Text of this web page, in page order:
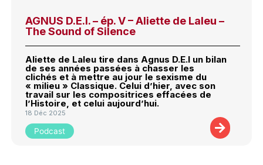
AGNUS D.E.I. – ép. V – Aliette de Laleu –
The Sound of Silence
Aliette de Laleu tire dans Agnus D.E.I un bilan
de ses années passées à chasser les
clichés et à mettre au jour le sexisme du
« milieu » Classique. Celui d’hier, avec son
travail sur les compositrices effacées de
l’Histoire, et celui aujourd’hui.
18 Déc 2025
Podcast